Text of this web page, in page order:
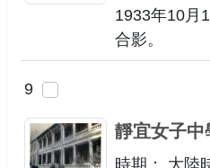
1933年10月
合影。
9
靜宜女子中